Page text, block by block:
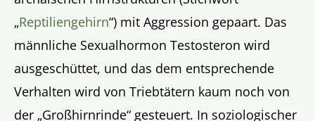
„Reptiliengehirn“) mit Aggression gepaart. Das
männliche Sexualhormon Testosteron wird
ausgeschüttet, und das dem entsprechende
Verhalten wird von Triebtätern kaum noch von
der „Großhirnrinde“ gesteuert. In soziologischer